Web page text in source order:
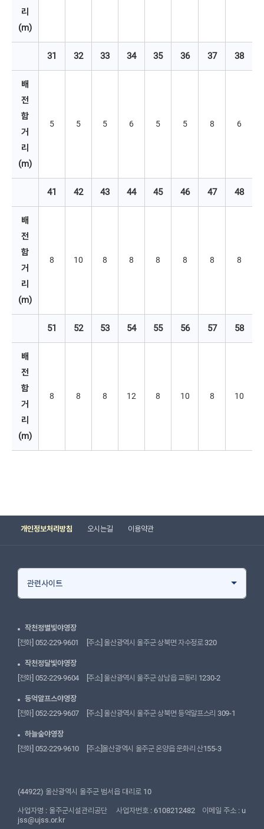
리
(m)
31 32 33 34 35 36 37 38
배
전
함
거
리
(m)
5 5 5 6 5 5 8 6
41 42 43 44 45 46 47 48
배
전
함
거
리
(m)
8 10 8 8 8 8 8 8
51 52 53 54 55 56 57 58
배
전
함
거
리
(m)
8 8 8 12 8 10 8 10
개인정보처리방침 오시는길 이용약관
관련사이트
작천정별빛야영장
[전화] 052-229-9601 [주소] 울산광역시 울주군 상북면 자수정로 320
작천정달빛야영장
[전화] 052-229-9604 [주소] 울산광역시 울주군 삼남읍 교동리 1230-2
등억알프스야영장
[전화] 052-229-9607 [주소] 울산광역시 울주군 상북면 등억알프스리 309-1
하늘숲야영장
[전화] 052-229-9610 [주소] 울산광역시 울주군 온양읍 운화리 산155-3
(44922) 울산광역시 울주군 범서읍 대리로 10
사업자명 : 울주군시설관리공단 사업자번호 : 6108212482
이메일 주소 : u
jss@ujss.or.kr